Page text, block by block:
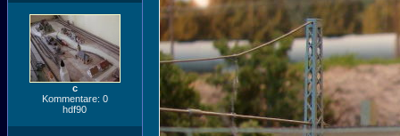
c
Kommentare: 0
hdf90